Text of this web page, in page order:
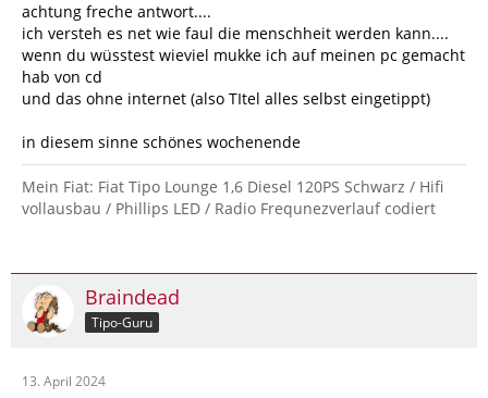
achtung freche antwort....
ich versteh es net wie faul die menschheit werden kann....
wenn du wüsstest wieviel mukke ich auf meinen pc gemacht
hab von cd
und das ohne internet (also TItel alles selbst eingetippt)
in diesem sinne schönes wochenende
Mein Fiat: Fiat Tipo Lounge 1,6 Diesel 120PS Schwarz / Hifi
vollausbau / Phillips LED / Radio Frequnezverlauf codiert
Braindead
Tipo-Guru
13. April 2024